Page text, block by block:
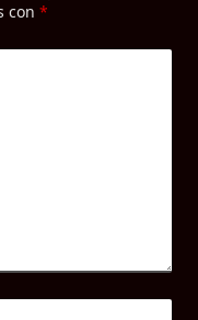
con *